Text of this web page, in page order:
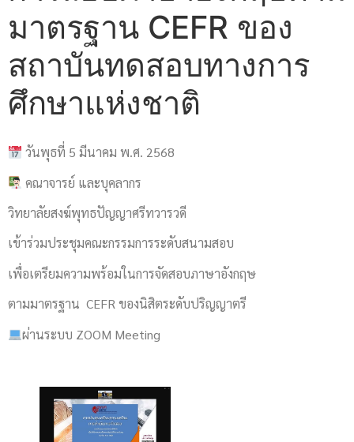
มาตรฐาน CEFR ของ
สถาบันทดสอบทางการ
ศึกษาแห่งชาติ
วันพุธที่ 5 มีนาคม พ.ศ. 2568
คณาจารย์ และบุคลากร
วิทยาลัยสงฆ์พุทธปัญญาศรีทวารวดี
เข้าร่วมประชุมคณะกรรมการระดับสนามสอบ
เพื่อเตรียมความพร้อมในการจัดสอบภาษาอังกฤษ
ตามมาตรฐาน CEFR ของนิสิตระดับปริญญาตรี
ผ่านระบบ ZOOM Meeting